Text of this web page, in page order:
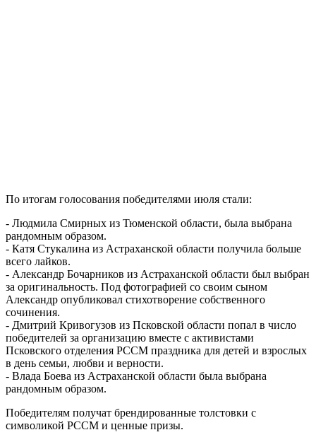
По итогам голосования победителями июля стали:
- Людмила Смирных из Тюменской области, была выбрана
рандомным образом.
- Катя Стукалина из Астраханской области получила больше
всего лайков.
- Александр Бочарников из Астраханской области был выбран
за оригинальность. Под фотографией со своим сыном
Александр опубликовал стихотворение собственного
сочинения.
- Дмитрий Кривогузов из Псковской области попал в число
победителей за организацию вместе с активистами
Псковского отделения РССМ праздника для детей и взрослых
в день семьи, любви и верности.
- Влада Боева из Астраханской области была выбрана
рандомным образом.
Победителям получат брендированные толстовки с
символикой РССМ и ценные призы.